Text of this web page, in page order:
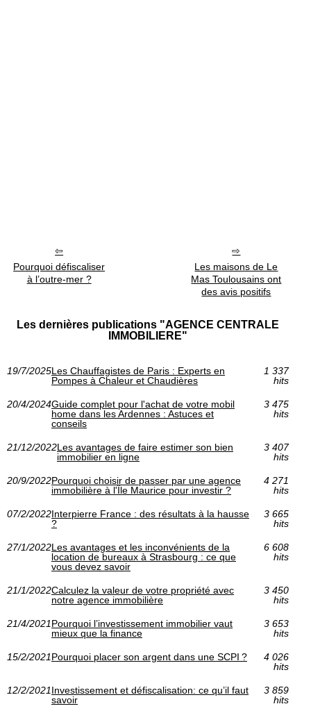
Pourquoi défiscaliser
à l’outre-mer ?
Les maisons de Le
Mas Toulousains ont
des avis positifs
Les dernières publications "AGENCE CENTRALE
IMMOBILIERE"
19/7/2025Les Chauffagistes de Paris : Experts en
Pompes à Chaleur et Chaudières
1 337
hits
20/4/2024Guide complet pour l'achat de votre mobil
home dans les Ardennes : Astuces et
conseils
3 475
hits
21/12/2022Les avantages de faire estimer son bien
immobilier en ligne
3 407
hits
20/9/2022Pourquoi choisir de passer par une agence
immobilière à l'Île Maurice pour investir ?
4 271
hits
07/2/2022Interpierre France : des résultats à la hausse
?
3 665
hits
27/1/2022Les avantages et les inconvénients de la
location de bureaux à Strasbourg : ce que
vous devez savoir
6 608
hits
21/1/2022Calculez la valeur de votre propriété avec
notre agence immobilière
3 450
hits
21/4/2021Pourquoi l’investissement immobilier vaut
mieux que la finance
3 653
hits
15/2/2021Pourquoi placer son argent dans une SCPI ?
4 026
hits
12/2/2021Investissement et défiscalisation: ce qu’il faut
savoir
3 859
hits